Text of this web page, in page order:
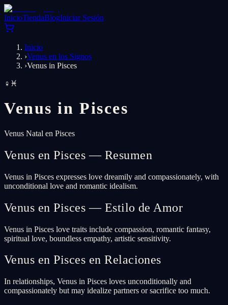
InicioTiendaBlogIniciar Sesión
Inicio
›Venus en los Signos
›Venus in Pisces
♀ ♓
Venus inPisces
Venus Natal en Pisces
Venus en Pisces — Resumen
Venus in Pisces expresses love dreamily and compassionately, with
unconditional love and romantic idealism.
Venus en Pisces — Estilo de Amor
Venus in Pisces love traits include compassion, romantic fantasy,
spiritual love, boundless empathy, artistic sensitivity.
Venus en Pisces en Relaciones
In relationships, Venus in Pisces loves unconditionally and
compassionately but may idealize partners or sacrifice too much.